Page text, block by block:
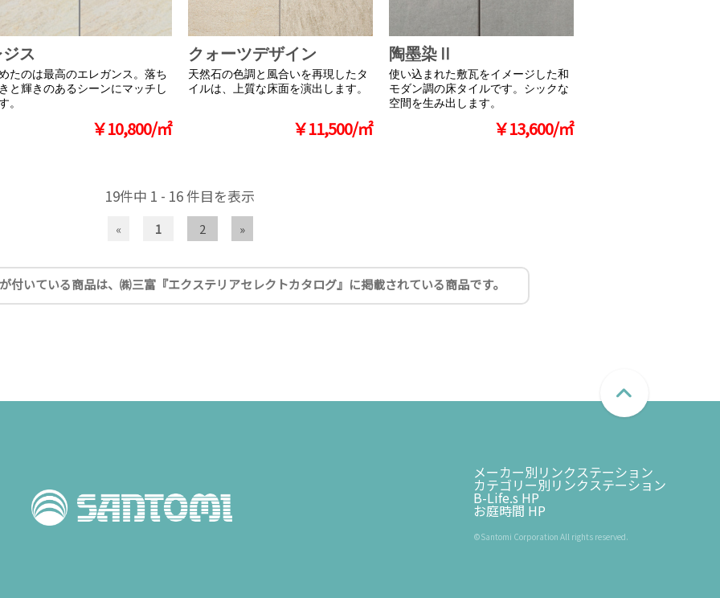
ス
たのは最高のエレガンス。落ち
と輝きのあるシーンにマッチし
。
￥10,800/㎡
クォーツデザイン
天然石の色調と風合いを再現したタ
イルは、上質な床面を演出します。
￥11,500/㎡
陶墨染Ⅱ
使い込まれた敷瓦をイメージした和
モダン調の床タイルです。シックな
空間を生み出します。
￥13,600/㎡
19件中 1 - 16 件目を表示
« 1 2 »
付いている商品は、 ㈱三富『エクステリアセレクトカタログ』に掲載されている商品です。
メーカー別リンクステーション
カテゴリー別リンクステーション
B-Life.s HP
お庭時間 HP
©Santomi Corporation All rights reserved.